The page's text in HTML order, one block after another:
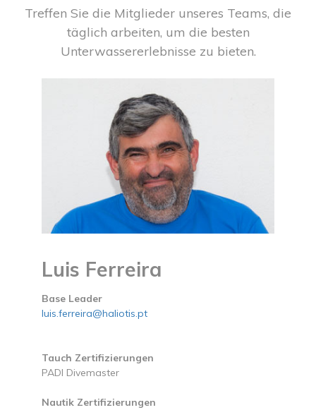
Treffen Sie die Mitglieder unseres Teams, die
täglich arbeiten, um die besten
Unterwassererlebnisse zu bieten.
Luis Ferreira
Base Leader
luis.ferreira@haliotis.pt
Tauch Zertifizierungen
PADI Divemaster
Nautik Zertifizierungen